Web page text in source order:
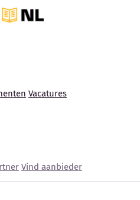
Vacatures
Vind aanbieder